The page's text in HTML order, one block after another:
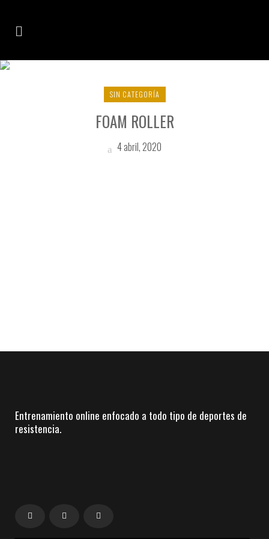
SIN CATEGORÍA
FOAM ROLLER
4 abril, 2020
Entrenamiento online enfocado a todo tipo de deportes de
resistencia.